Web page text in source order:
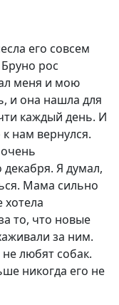
его совсем
рос
меня и мою
и она нашла для
каждый день. И
нам вернулся.
декабря. Я думал,
Мама сильно
хотела
то, что новые
за ним.
любят собак.
никогда его не